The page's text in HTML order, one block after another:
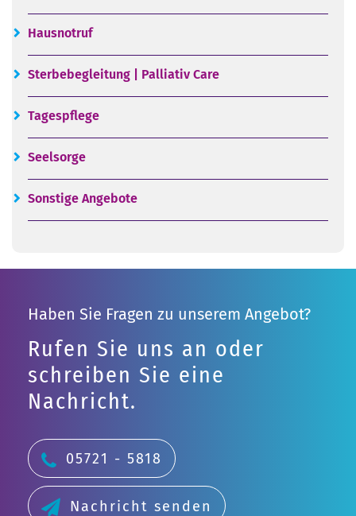
Hausnotruf
Sterbebegleitung | Palliativ Care
Tagespflege
Seelsorge
Sonstige Angebote
Haben Sie Fragen zu unserem Angebot?
Rufen Sie uns an oder
schreiben Sie eine
Nachricht.
05721 - 5818
Nachricht senden